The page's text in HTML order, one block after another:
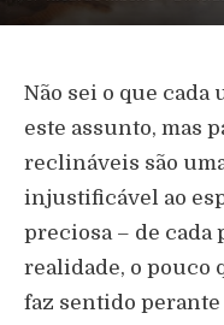
Não sei o que cada
este assunto, mas
reclináveis são
injustificável ao
preciosa – de cada
realidade, o pouco
faz sentido